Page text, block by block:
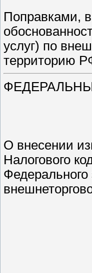
Поправками,
услуг) по
территорию
О внесении
Налогового
Федерального